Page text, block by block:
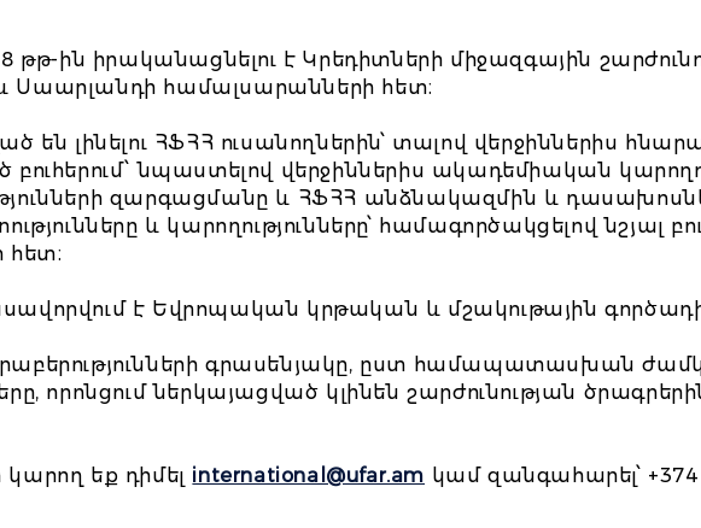
թթ-ին իրականացնելու է Կրեդիտների միջազգային
և Սաարլանդի համալսարանների հետ։
են լինելու ՀՖՀՀ ուսանողներին՝ տալով վերջիններիս
բուհերում՝ նպաստելով վերջիններիս ակադեմիական
զարգացմանը և ՀՖՀՀ անձնակազմին և
և կարողությունները՝ համագործակցելով նշյալ
է Եվրոպական կրթական և մշակութային
գրասենյակը, ըստ համապատասխան
որոնցում ներկայացված կլինեն շարժունության
եք դիմել international@ufar.am կամ զանգահարել՝ +374